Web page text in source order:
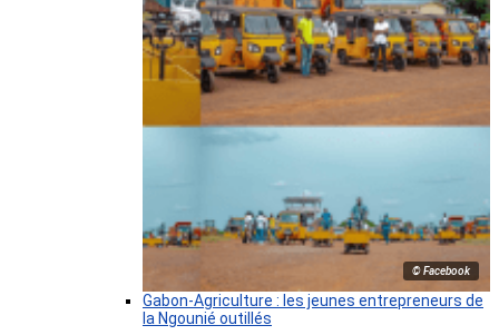
© Facebook
Gabon-Agriculture : les jeunes entrepreneurs de
la Ngounié outillés